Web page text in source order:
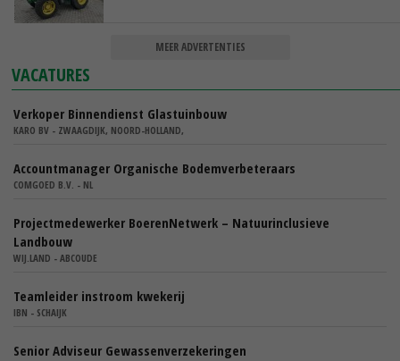
MEER ADVERTENTIES
VACATURES
Verkoper Binnendienst Glastuinbouw
KARO BV - ZWAAGDIJK, NOORD-HOLLAND,
Accountmanager Organische Bodemverbeteraars
COMGOED B.V. - NL
Projectmedewerker BoerenNetwerk – Natuurinclusieve
Landbouw
WIJ.LAND - ABCOUDE
Teamleider instroom kwekerij
IBN - SCHAIJK
Senior Adviseur Gewassenverzekeringen